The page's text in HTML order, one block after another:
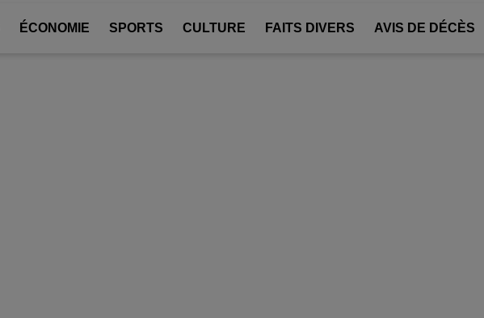
ÉCONOMIE SPORTS CULTURE FAITS DIVERS AVIS DE DÉCÈS